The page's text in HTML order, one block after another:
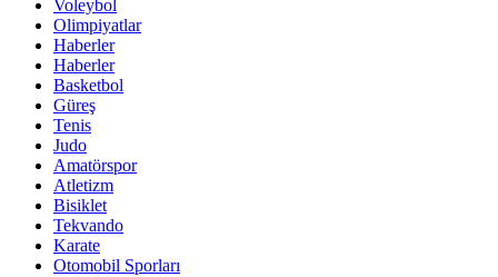
Voleybol
Olimpiyatlar
Haberler
Haberler
Basketbol
Güreş
Tenis
Judo
Amatörspor
Atletizm
Bisiklet
Tekvando
Karate
Otomobil Sporları